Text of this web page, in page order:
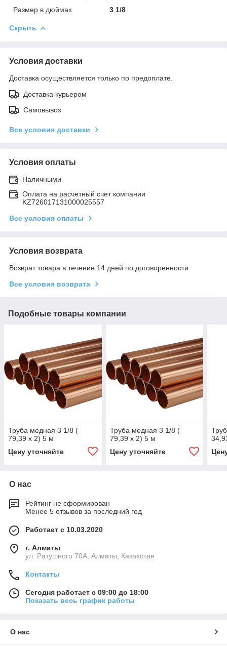
Размер в дюймах
3 1/8
Скрыть
Условия доставки
Доставка осуществляется только по предоплате.
Доставка курьером
Самовывоз
Все условия доставки
Условия оплаты
Наличными
Оплата на расчетный счет компании
KZ726017131000025557
Все условия оплаты
Условия возврата
Возврат товара в течение 14 дней по договоренности
Все условия возврата
Подобные товары компании
Труба медная 3 1/8 (
79,39 x 2) 5 м
Цену уточняйте
Труба медная 3 1/8 (
79,39 x 2) 5 м
Цену уточняйте
О нас
Рейтинг не сформирован
Менее 5 отзывов за последний год
Работает с 10.03.2020
г. Алматы
ул. Ратушного 70А, Алматы, Казахстан
Контакты
Сегодня работает с 09:00 до 18:00
Показать весь график работы
О нас